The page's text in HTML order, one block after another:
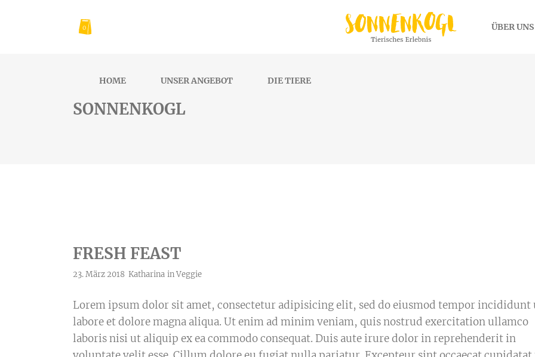
0
HOME UNSER ANGEBOT DIE TIERE
ÜBER UNS
SONNENKOGL
FRESH FEAST
23. März 2018 Katharina inVeggie
Lorem ipsum dolor sit amet, consectetur adipisicing elit, sed do eiusmod tempor incididunt
labore et dolore magna aliqua. Ut enim ad minim veniam, quis nostrud exercitation ullamco
laboris nisi ut aliquip ex ea commodo consequat. Duis aute irure dolor in reprehenderit in